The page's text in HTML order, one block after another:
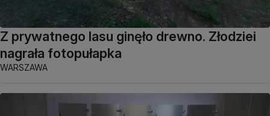
Z prywatnego lasu ginęło drewno. Złodziei
nagrała fotopułapka
WARSZAWA